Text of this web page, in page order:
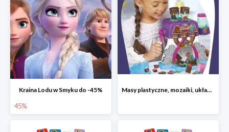
Kraina Lodu w Smyku do -45%
45%
Masy plastyczne, mozaiki, układanki do -45%